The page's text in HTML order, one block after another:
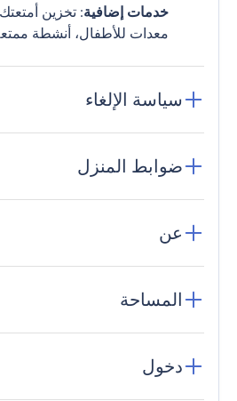
خدمات إضافية: تخزين
معدات للأطفال، أنشطة
سياسة الإلغاء
ضوابط المنزل
عن
المساحة
دخول